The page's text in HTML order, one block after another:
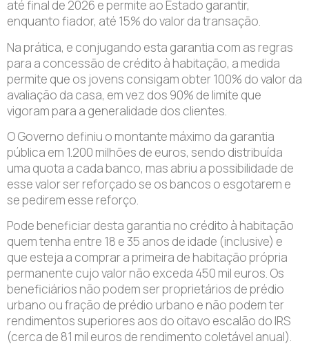
até final de 2026 e permite ao Estado garantir,
enquanto fiador, até 15% do valor da transação.
Na prática, e conjugando esta garantia com as regras
para a concessão de crédito à habitação, a medida
permite que os jovens consigam obter 100% do valor da
avaliação da casa, em vez dos 90% de limite que
vigoram para a generalidade dos clientes.
O Governo definiu o montante máximo da garantia
pública em 1.200 milhões de euros, sendo distribuída
uma quota a cada banco, mas abriu a possibilidade de
esse valor ser reforçado se os bancos o esgotarem e
se pedirem esse reforço.
Pode beneficiar desta garantia no crédito à habitação
quem tenha entre 18 e 35 anos de idade (inclusive) e
que esteja a comprar a primeira de habitação própria
permanente cujo valor não exceda 450 mil euros. Os
beneficiários não podem ser proprietários de prédio
urbano ou fração de prédio urbano e não podem ter
rendimentos superiores aos do oitavo escalão do IRS
(cerca de 81 mil euros de rendimento coletável anual).